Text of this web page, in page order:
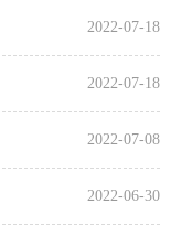
2022-07-18
2022-07-18
2022-07-08
2022-06-30